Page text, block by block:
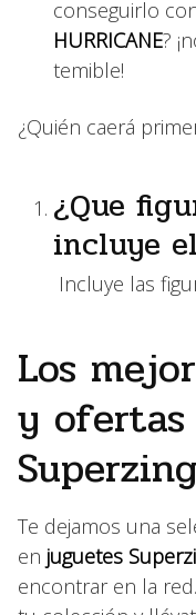
conseguirlo
HURRICANE?
temible!
¿Quién caerá
¿Que
incluye
Incluye las
Los
y
Te dejamos una
en juguetes
encontrar en la